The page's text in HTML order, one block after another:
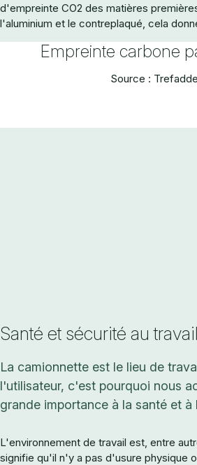
d'empreinte CO2 des matières
l'aluminium et le contreplaqué, cela
Empreinte carbone
Source :
Santé et sécurité au travail
La camionnette est le lieu de
l'utilisateur, c'est pourquoi nous
grande importance à la santé et à
L'environnement de travail est, entre
signifie qu'il n'y a pas d'usure physique